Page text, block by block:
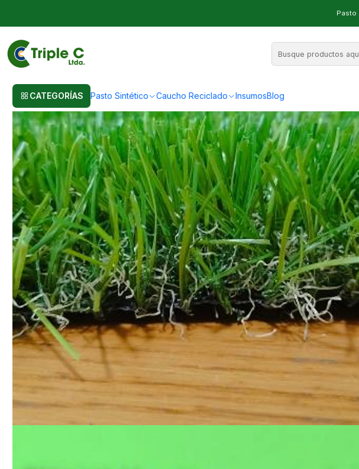
CATEGORÍAS Pasto Sintético Caucho Reciclado InsumosBlog
Pasto
40mm Económico para jardín, Pasto